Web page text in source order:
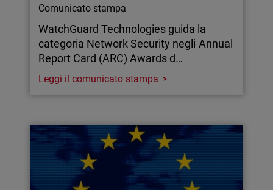
Comunicato stampa
WatchGuard Technologies guida la
categoria Network Security negli Annual
Report Card (ARC) Awards d…
Leggi il comunicato stampa